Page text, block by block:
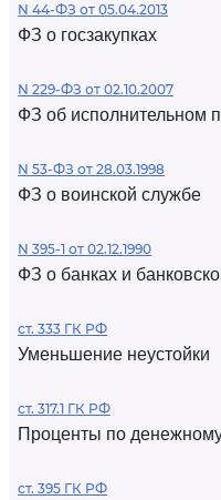
N 44-ФЗ от 05.04.2013
ФЗ о госзакупках
N 229-ФЗ от 02.10.2007
ФЗ об исполнительном
N 53-ФЗ от 28.03.1998
ФЗ о воинской службе
N 395-1 от 02.12.1990
ФЗ о банках и
ст. 333 ГК РФ
Уменьшение неустойки
ст. 317.1 ГК РФ
Проценты по денежному
ст. 395 ГК РФ